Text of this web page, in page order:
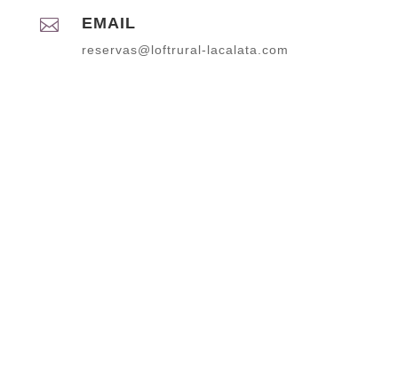
 EMAIL
reservas@loftrural-lacalata.com